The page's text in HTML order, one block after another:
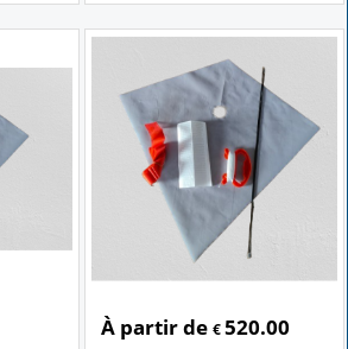
À partir de €520.00